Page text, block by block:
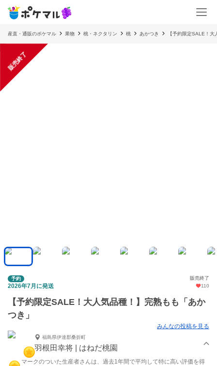
産直・通販のポケマル 果物 桃・ネクタリン 桃 あかつき 【予約限定SALE！
販売終了
予約 販売終了
2026年7月に発送 110
【予約限定SALE！大人気品種！】完熟もも「あか
つき」
みんなの投稿を見る
福島県伊達郡桑折町
羽根田幸将 | はねだ桃園
マークのついた生産者さんは、過去1年間で平均して特に高い評価を得